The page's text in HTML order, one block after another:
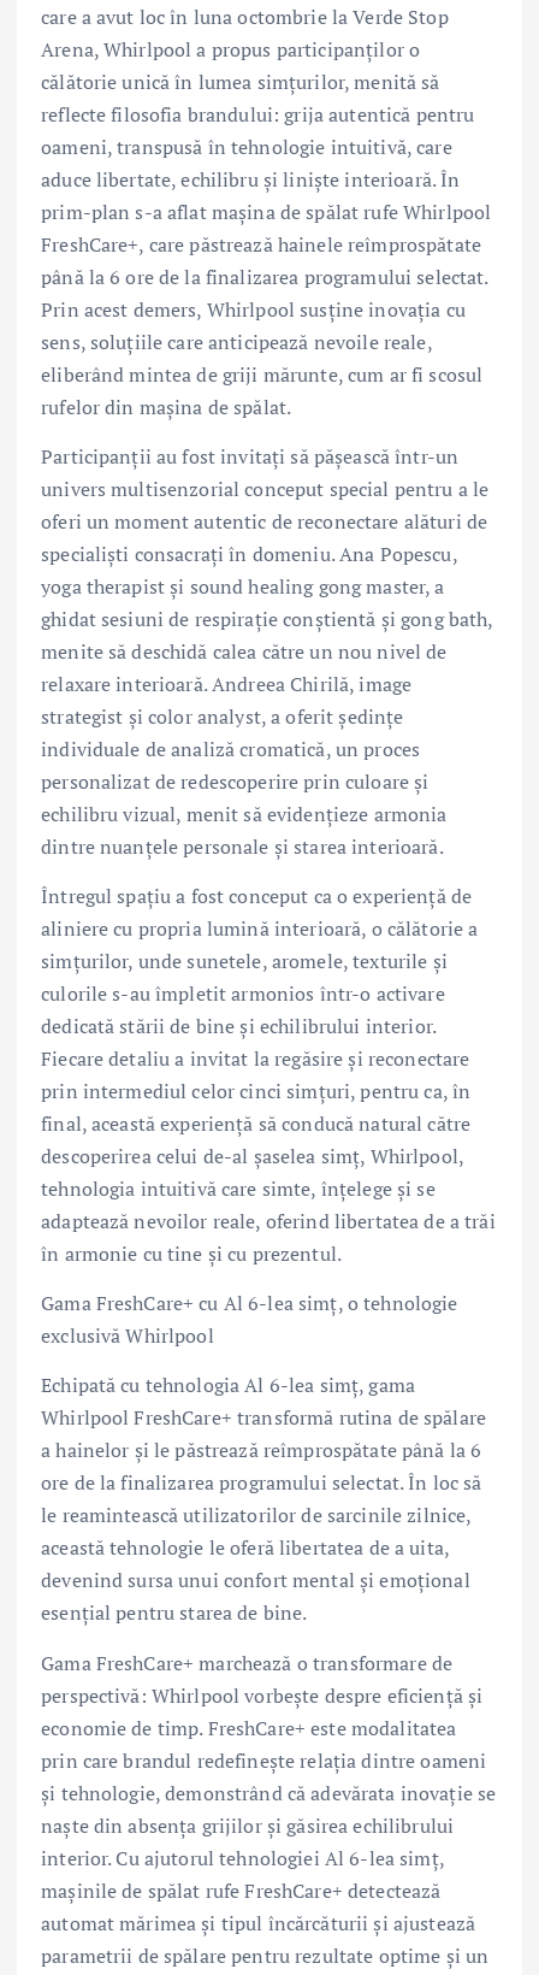
care a avut loc în luna octombrie la Verde Stop
Arena, Whirlpool a propus participanților o
călătorie unică în lumea simțurilor, menită să
reflecte filosofia brandului: grija autentică pentru
oameni, transpusă în tehnologie intuitivă, care
aduce libertate, echilibru și liniște interioară. În
prim-plan s-a aflat mașina de spălat rufe Whirlpool
FreshCare+, care păstrează hainele reîmprospătate
până la 6 ore de la finalizarea programului selectat.
Prin acest demers, Whirlpool susține inovația cu
sens, soluțiile care anticipează nevoile reale,
eliberând mintea de griji mărunte, cum ar fi scosul
rufelor din mașina de spălat.
Participanții au fost invitați să pășească într-un
univers multisenzorial conceput special pentru a le
oferi un moment autentic de reconectare alături de
specialiști consacrați în domeniu. Ana Popescu,
yoga therapist și sound healing gong master, a
ghidat sesiuni de respirație conștientă și gong bath,
menite să deschidă calea către un nou nivel de
relaxare interioară. Andreea Chirilă, image
strategist și color analyst, a oferit ședințe
individuale de analiză cromatică, un proces
personalizat de redescoperire prin culoare și
echilibru vizual, menit să evidențieze armonia
dintre nuanțele personale și starea interioară.
Întregul spațiu a fost conceput ca o experiență de
aliniere cu propria lumină interioară, o călătorie a
simțurilor, unde sunetele, aromele, texturile și
culorile s-au împletit armonios într-o activare
dedicată stării de bine și echilibrului interior.
Fiecare detaliu a invitat la regăsire și reconectare
prin intermediul celor cinci simțuri, pentru ca, în
final, această experiență să conducă natural către
descoperirea celui de-al șaselea simț, Whirlpool,
tehnologia intuitivă care simte, înțelege și se
adaptează nevoilor reale, oferind libertatea de a trăi
în armonie cu tine și cu prezentul.
Gama FreshCare+ cu Al 6-lea simț, o tehnologie
exclusivă Whirlpool
Echipată cu tehnologia Al 6-lea simț, gama
Whirlpool FreshCare+ transformă rutina de spălare
a hainelor și le păstrează reîmprospătate până la 6
ore de la finalizarea programului selectat. În loc să
le reamintească utilizatorilor de sarcinile zilnice,
această tehnologie le oferă libertatea de a uita,
devenind sursa unui confort mental și emoțional
esențial pentru starea de bine.
Gama FreshCare+ marchează o transformare de
perspectivă: Whirlpool vorbește despre eficiență și
economie de timp. FreshCare+ este modalitatea
prin care brandul redefinește relația dintre oameni
și tehnologie, demonstrând că adevărata inovație se
naște din absența grijilor și găsirea echilibrului
interior. Cu ajutorul tehnologiei Al 6-lea simț,
mașinile de spălat rufe FreshCare+ detectează
automat mărimea și tipul încărcăturii și ajustează
parametrii de spălare pentru rezultate optime și un